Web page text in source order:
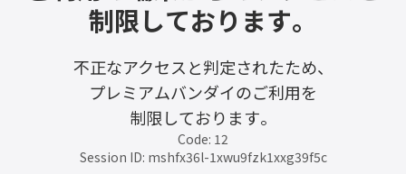
制限しております。
不正なアクセスと判定されたため、
プレミアムバンダイのご利用を
制限しております。
Code: 12
Session ID: mshfx36l-1xwu9fzk1xxg39f5c